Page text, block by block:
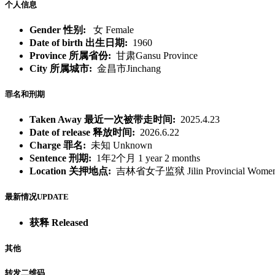
个人信息
Gender 性别:
女 Female
Date of birth 出生日期: 1960
Province 所属省份: 甘肃Gansu Province
City 所属城市: 金昌市Jinchang
罪名和刑期
Taken Away 最近一次被带走时间: 2025.4.23
Date of release 释放时间: 2026.6.22
Charge 罪名: 未知 Unknown
Sentence 刑期: 1年2个月 1 year 2 months
Location 关押地点: 吉林省女子监狱 Jilin Provincial
最新情况UPDATE
获释 Released
其他
转发二维码